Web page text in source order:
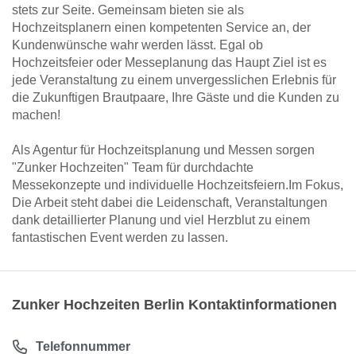
stets zur Seite. Gemeinsam bieten sie als
Hochzeitsplanern einen kompetenten Service an, der
Kundenwünsche wahr werden lässt. Egal ob
Hochzeitsfeier oder Messeplanung das Haupt Ziel ist es
jede Veranstaltung zu einem unvergesslichen Erlebnis für
die Zukunftigen Brautpaare, Ihre Gäste und die Kunden zu
machen!
Als Agentur für Hochzeitsplanung und Messen sorgen
"Zunker Hochzeiten" Team für durchdachte
Messekonzepte und individuelle Hochzeitsfeiern.Im Fokus,
Die Arbeit steht dabei die Leidenschaft, Veranstaltungen
dank detaillierter Planung und viel Herzblut zu einem
fantastischen Event werden zu lassen.
Zunker Hochzeiten Berlin Kontaktinformationen
Telefonnummer